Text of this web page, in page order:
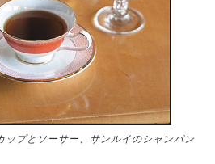
ップとソーサー、サンルイのシャンパン